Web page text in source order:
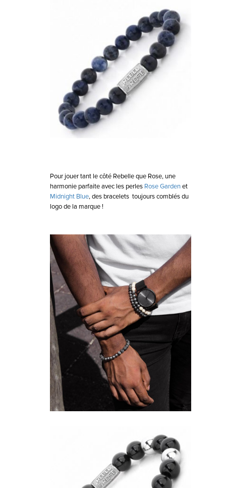
Pour jouer tant le côté Rebelle que Rose, une
harmonie parfaite avec les perles Rose Gardenet
Midnight Blue, des bracelets toujours comblés du
logo de la marque !